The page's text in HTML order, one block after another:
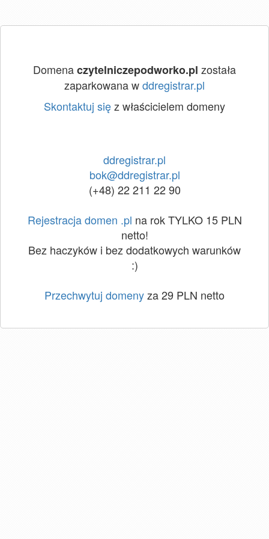
Domenaczytelniczepodworko.pl została
zaparkowana wddregistrar.pl
Skontaktuj sięz właścicielem domeny
ddregistrar.pl
bok@ddregistrar.pl
(+48) 22 211 22 90
Rejestracja domen .pl na rok TYLKO 15 PLN
netto!
Bez haczyków i bez dodatkowych warunków
:)
Przechwytuj domenyza 29 PLN netto